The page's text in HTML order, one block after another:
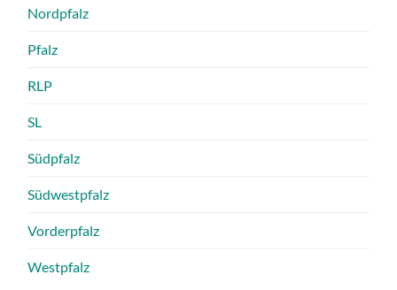
Nordpfalz
Pfalz
RLP
SL
Südpfalz
Südwestpfalz
Vorderpfalz
Westpfalz